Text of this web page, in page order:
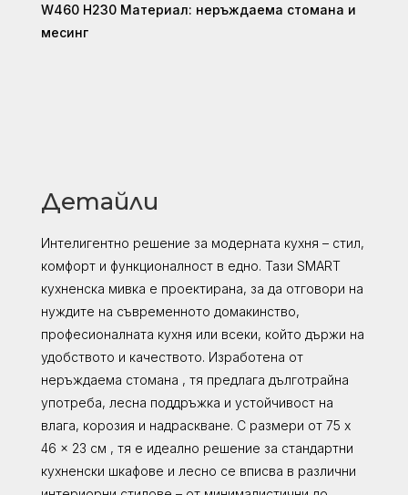
W460 H230 Материал: неръждаема стомана и
месинг
Детайли
Интелигентно решение за модерната кухня – стил,
комфорт и функционалност в едно. Тази SMART
кухненска мивка е проектирана, за да отговори на
нуждите на съвременното домакинство,
професионалната кухня или всеки, който държи на
удобството и качеството. Изработена от
неръждаема стомана , тя предлага дълготрайна
употреба, лесна поддръжка и устойчивост на
влага, корозия и надраскване. С размери от 75 x
46 x 23 см , тя е идеално решение за стандартни
кухненски шкафове и лесно се вписва в различни